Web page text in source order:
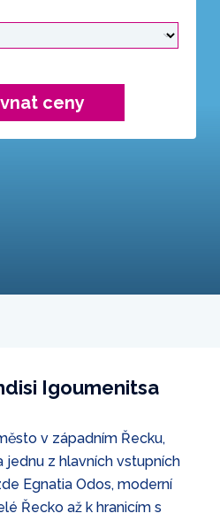
ceny
Igoumenitsa
v západním Řecku,
z hlavních vstupních
Egnatia Odos, moderní
Řecko až k hranicím s